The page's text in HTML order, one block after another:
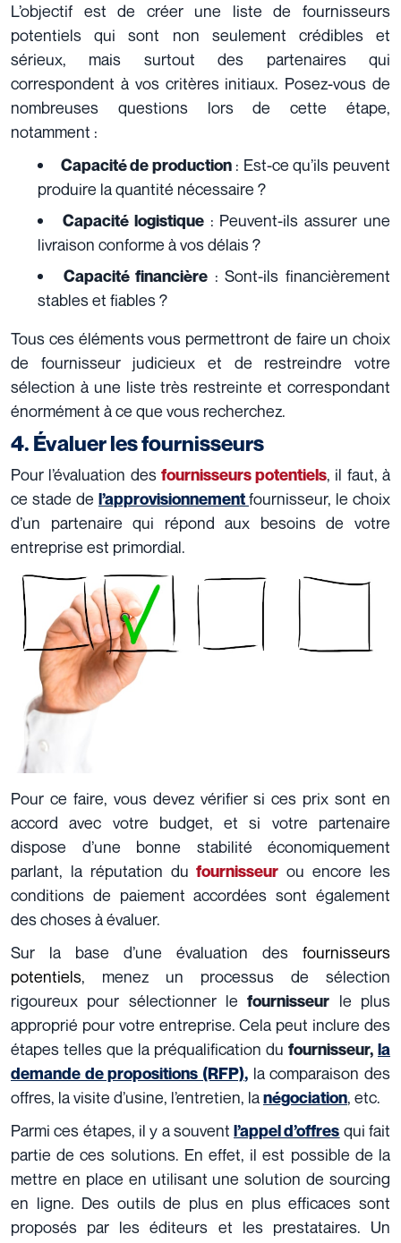
L’objectif est de créer une liste de fournisseurs
potentiels qui sont non seulement crédibles et
sérieux, mais surtout des partenaires qui
correspondent à vos critères initiaux. Posez-vous de
nombreuses questions lors de cette étape,
notamment :
Capacité de production: Est-ce qu’ils peuvent
produire la quantité nécessaire ?
Capacité logistique: Peuvent-ils assurer une
livraison conforme à vos délais ?
Capacité financière : Sont-ils financièrement
stables et fiables ?
Tous ces éléments vous permettront de faire un choix
de fournisseur judicieux et de restreindre votre
sélection à une liste très restreinte et correspondant
énormément à ce que vous recherchez.
4. Évaluer les fournisseurs
Pour l’évaluation des fournisseurs potentiels, il faut, à
ce stade de l’approvisionnementfournisseur, le choix
d’un partenaire qui répond aux besoins de votre
entreprise est primordial.
Pour ce faire, vous devez vérifier si ces prix sont en
accord avec votre budget, et si votre partenaire
dispose d’une bonne stabilité économiquement
parlant, la réputation du fournisseur ou encore les
conditions de paiement accordées sont également
des choses à évaluer.
Sur la base d’une évaluation des fournisseurs
potentiels, menez un processus de sélection
rigoureux pour sélectionner lefournisseur le plus
approprié pour votre entreprise. Cela peut inclure des
étapes telles que la préqualification du fournisseur, la
demande de propositions (RFP), la comparaison des
offres, la visite d’usine, l’entretien, lanégociation, etc.
Parmi ces étapes, il y a souventl’appel d’offres qui fait
partie de ces solutions. En effet, il est possible de la
mettre en place en utilisant une solution de sourcing
en ligne. Des outils de plus en plus efficaces sont
proposés par les éditeurs et les prestataires. Un